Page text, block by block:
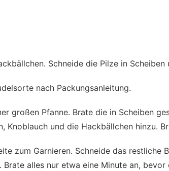
Schneide die Pilze in
nach Packungsanleitung.
großen Pfanne. Brate die in Scheiben
Knoblauch und die Hackbällchen hinzu.
zum Garnieren. Schneide das restliche
Brate alles nur etwa eine Minute an,